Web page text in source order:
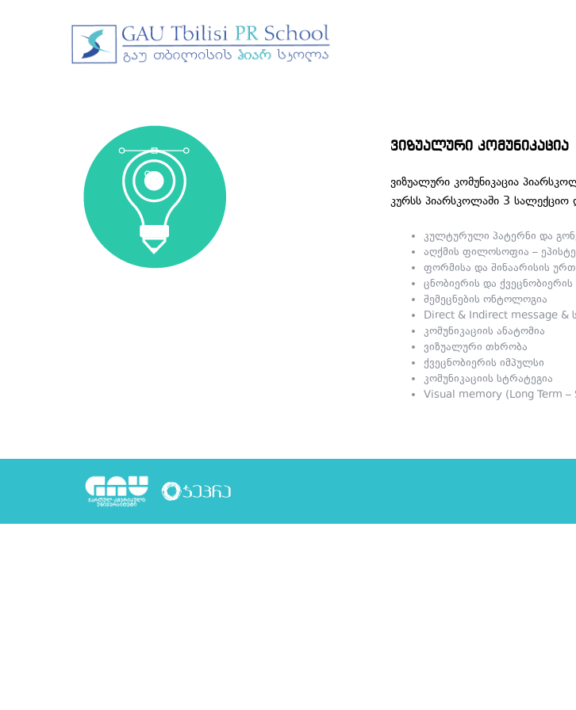
ვიზუალური კომუნიკაცია
ვიზუალური კომუნიკაცია
კურსს პიარსკოლაში 3 სალექციო
კულტურული პატერნი და
აღქმის ფილოსოფია –
ფორმისა და შინაარისის
ცნობიერის და ქვეცნობიერის
შემეცნების ონტოლოგია
Direct & Indirect message
კომუნიკაციის ანატომია
ვიზუალური თხრობა
ქვეცნობიერის იმპულსი
კომუნიკაციის სტრატეგია
Visual memory (Long Term –